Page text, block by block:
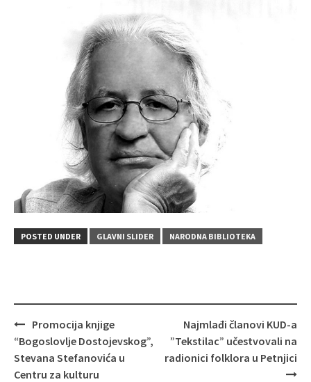
POSTED UNDER GLAVNI SLIDER NARODNA BIBLIOTEKA
Post
navigation
Promocija knjige
“Bogoslovlje Dostojevskog”,
Stevana Stefanovića u
Centru za kulturu
Najmlađi članovi KUD-a
”Tekstilac” učestvovali na
radionici folklora u Petnjici